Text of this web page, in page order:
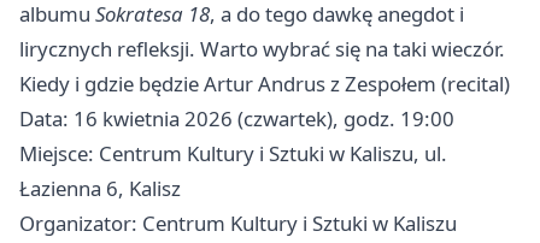
albumu Sokratesa 18, a do tego dawkę anegdot i
lirycznych refleksji. Warto wybrać się na taki wieczór.
Kiedy i gdzie będzie Artur Andrus z Zespołem (recital)
Data: 16 kwietnia 2026 (czwartek), godz. 19:00
Miejsce: Centrum Kultury i Sztuki w Kaliszu, ul.
Łazienna 6, Kalisz
Organizator: Centrum Kultury i Sztuki w Kaliszu